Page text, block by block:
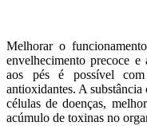
Melhorar o
envelhecimento precoce e
aos pés é possível
antioxidantes. A
células de doenças,
acúmulo de toxinas no